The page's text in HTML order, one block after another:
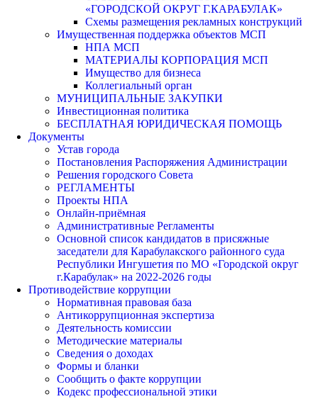
«ГОРОДСКОЙ ОКРУГ Г.КАРАБУЛАК»
Схемы размещения рекламных конструкций
Имущественная поддержка объектов МСП
НПА МСП
МАТЕРИАЛЫ КОРПОРАЦИЯ МСП
Имущество для бизнеса
Коллегиальный орган
МУНИЦИПАЛЬНЫЕ ЗАКУПКИ
Инвестиционная политика
БЕСПЛАТНАЯ ЮРИДИЧЕСКАЯ ПОМОЩЬ
Документы
Устав города
Постановления Распоряжения Администрации
Решения городского Совета
РЕГЛАМЕНТЫ
Проекты НПА
Онлайн-приёмная
Административные Регламенты
Основной список кандидатов в присяжные
заседатели для Карабулакского районного суда
Республики Ингушетия по МО «Городской округ
г.Карабулак» на 2022-2026 годы
Противодействие коррупции
Нормативная правовая база
Антикоррупционная экспертиза
Деятельность комиссии
Методические материалы
Сведения о доходах
Формы и бланки
Сообщить о факте коррупции
Кодекс профессиональной этики